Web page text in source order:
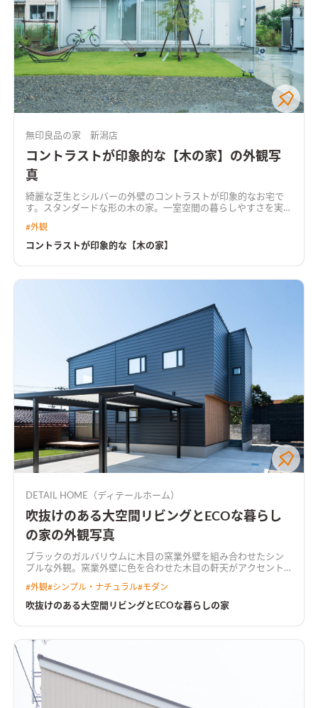
無印良品の家 新潟店
コントラストが印象的な【木の家】の外観写
真
綺麗な芝生とシルバーの外壁のコントラストが印象的なお宅で
す。スタンダードな形の木の家。一室空間の暮らしやすさを実感
#外観
コントラストが印象的な【木の家】
DETAIL HOME（ディテールホーム）
吹抜けのある大空間リビングとECOな暮らし
の家の外観写真
ブラックのガルバリウムに木目の窯業外壁を組み合わせたシン
プルな外観。窯業外壁に色を合わせた木目の軒天がアクセント
せる為に、浴室などの水廻りを2階にもっていくことによって、
1階の居住スペースを広く有効活用できる間取りに。 吹抜けを取
るい広々リビングリビングの横にはウッドデッキで繋がる庭が
あり、視線が抜け開放感のある空間。
ッチンキッチンのカラーに合うクロスを選んだ。キッチン上部
には木目のアクセントクロスを付けた下がり天井を設けた。
#外観#シンプル・ナチュラル#モダン
吹抜けのある大空間リビングとECOな暮らしの家